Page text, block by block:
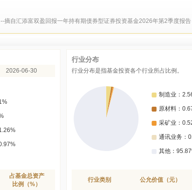
--摘自汇添富双盈回报一年持有期债券型证券投资基金2026年第2季度报告
2026-06-30
占基金总资产
比例（%）
行业分布
行业分布是指基金投资各个行业所占比例。
行业类别 公允价值（元）